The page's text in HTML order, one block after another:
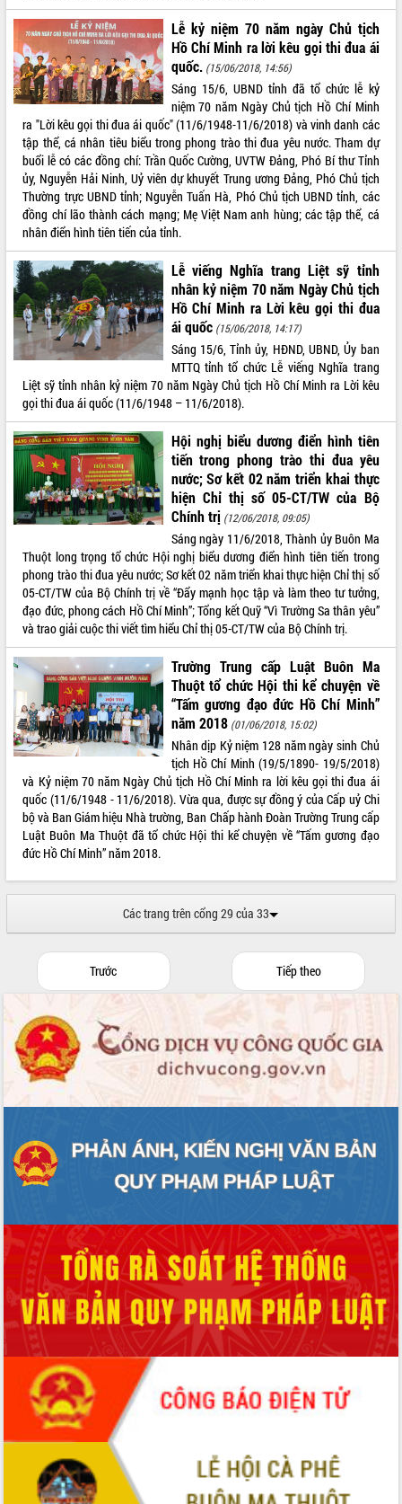
Lễ truy điệu và an táng hài cốt liệt sĩ
tại Nghĩa trang Liệt sĩ xã Sơn Hòa
Bàn giải pháp tháo gỡ khó khăn trong
xuất khẩu sầu riêng và triển khai quy
định EUDR
Thứ trưởng Bộ Nông nghiệp và Môi
trường Nguyễn Hoàng Hiệp khảo sát
vùng trồng và doanh nghiệp đóng gói
sầu riêng tại Đắk Lắk
Trình diễn nghệ thuật chế biến các
món ăn từ sầu riêng
Đắk Lắk công bố Quy hoạch và xúc
tiến đầu tư tỉnh
Ngành cá ngừ Đắk Lắk chủ động thích
ứng để giữ vững thị trường xuất khẩu
Diễn đàn Kinh tế tư nhân Việt Nam đột
phá cơ chế - Hợp tác công tư
Đề án 06 tạo bước ngoặt đột phá trong
cải cách hành chính tỉnh Đắk Lắk
Kết nối tour, đẩy mạnh chuyển đổi số
để phát triển du lịch Đắk Lắk
Khởi động Dự án Đầu tư xây dựng hạ
tầng kỹ thuật Cụm công nghiệp Tân
Tiến
Gặp mặt các cơ quan báo chí nhân Kỷ
niệm 101 năm Ngày Báo chí Cách
Đắk Lắk sơ kết 4 năm triển khai thực
hiện Đề án 06 của Chính phủ
Họp báo thông tin về Hội nghị Công bố
Quy hoạch và Xúc tiến đầu tư tỉnh Đắk
Lắk
Khơi thông điểm nghẽn, đẩy nhanh
giải ngân vốn khắc phục thiên tai
HĐND tỉnh thông qua điều chỉnh Quy
hoạch tỉnh thời kỳ 2021-2030
Hội thảo góp ý hồ sơ điều chỉnh quy
hoạch tỉnh Đắk Lắk thời kỳ 2021-2030,
tầm nhìn đến năm 2050
Nâng cao hiệu quả hoạt động của các
doanh nghiệp nhà nước
Hội nghị triển khai kết nối mạng
truyền số liệu chuyên dùng phục vụ cơ
Lễ phát động chuỗi hoạt động chung
tay làm sạch môi trường
Xã Ea Kar bước chuyển mình trong
công tác cải cách hành chính mô hình
UBND tỉnh họp báo định kỳ tháng 4
năm 2026
Hội thảo khoa học “Giải pháp thúc đẩy
phát triển nền kinh tế xanh tại tỉnh
Đắk Lắk”
Tăng cường giám sát, đôn đốc thực
Tháo gỡ những vướng mắc, đẩy mạnh
công tác cải cách thủ tục hành chính
tại Trung tâm Phục vụ hành chính
Đắk Lắk: Tôn vinh 46 giải pháp tại Hội
thi Sáng tạo Kỹ thuật 2024 - 2025
Đắk Lắk rà soát, điều chỉnh Đề án 190
về phát triển nuôi trồng thủy sản
Phó Chủ tịch UBND tỉnh Đắk Lắk
Trương Công Thái kiểm tra thực địa
Dự án cao tốc Khánh Hòa - Buôn Ma
Định vị cà phê Việt Nam như một “di
sản sống” trong dòng chảy toàn cầu
Xây dựng nông thôn mới: Nâng cao đời
sống người dân từ những mô hình thiết
Quyết liệt tháo gỡ vướng mắc, đẩy
LIÊN KẾT WEB
THỐNG KÊ TRUY CẬP
Hôm nay:
27229
Tất cả:
66003371
Lễ kỷ niệm 70 năm ngày Chủ tịch
Hồ Chí Minh ra lời kêu gọi thi đua ái
quốc. (15/06/2018, 14:56)
Sáng 15/6, UBND tỉnh đã tổ chức lễ kỷ
niệm 70 năm Ngày Chủ tịch Hồ Chí Minh
ra "Lời kêu gọi thi đua ái quốc" (11/6/1948-11/6/2018) và vinh danh các
tập thể, cá nhân tiêu biểu trong phong trào thi đua yêu nước. Tham dự
buổi lễ có các đồng chí: Trần Quốc Cường, UVTW Đảng, Phó Bí thư Tỉnh
ủy, Nguyễn Hải Ninh, Uỷ viên dự khuyết Trung ương Đảng, Phó Chủ tịch
Thường trực UBND tỉnh; Nguyễn Tuấn Hà, Phó Chủ tịch UBND tỉnh, các
đồng chí lão thành cách mạng; Mẹ Việt Nam anh hùng; các tập thể, cá
nhân điển hình tiên tiến của tỉnh.
Lễ viếng Nghĩa trang Liệt sỹ tỉnh
nhân kỷ niệm 70 năm Ngày Chủ tịch
Hồ Chí Minh ra Lời kêu gọi thi đua
ái quốc (15/06/2018, 14:17)
Sáng 15/6, Tỉnh ủy, HĐND, UBND, Ủy ban
MTTQ tỉnh tổ chức Lễ viếng Nghĩa trang
Liệt sỹ tỉnh nhân kỷ niệm 70 năm Ngày Chủ tịch Hồ Chí Minh ra Lời kêu
gọi thi đua ái quốc (11/6/1948 – 11/6/2018).
Hội nghị biểu dương điển hình tiên
tiến trong phong trào thi đua yêu
nước; Sơ kết 02 năm triển khai thực
hiện Chỉ thị số 05-CT/TW của Bộ
Chính trị (12/06/2018, 09:05)
Sáng ngày 11/6/2018, Thành ủy Buôn Ma
Thuột long trọng tổ chức Hội nghị biểu dương điển hình tiên tiến trong
phong trào thi đua yêu nước; Sơ kết 02 năm triển khai thực hiện Chỉ thị số
05-CT/TW của Bộ Chính trị về “Đẩy mạnh học tập và làm theo tư tưởng,
đạo đức, phong cách Hồ Chí Minh”; Tổng kết Quỹ “Vì Trường Sa thân yêu”
và trao giải cuộc thi viết tìm hiểu Chỉ thị 05-CT/TW của Bộ Chính trị.
Trường Trung cấp Luật Buôn Ma
Thuột tổ chức Hội thi kể chuyện về
“Tấm gương đạo đức Hồ Chí Minh”
năm 2018 (01/06/2018, 15:02)
Nhân dịp Kỷ niệm 128 năm ngày sinh Chủ
tịch Hồ Chí Minh (19/5/1890- 19/5/2018)
và Kỷ niệm 70 năm Ngày Chủ tịch Hồ Chí Minh ra lời kêu gọi thi đua ái
quốc (11/6/1948 - 11/6/2018). Vừa qua, được sự đồng ý của Cấp uỷ Chi
bộ và Ban Giám hiệu Nhà trường, Ban Chấp hành Đoàn Trường Trung cấp
Luật Buôn Ma Thuột đã tổ chức Hội thi kể chuyện về “Tấm gương đạo
đức Hồ Chí Minh” năm 2018.
Các trang trên cổng 29 của 33
Trước Tiếp theo